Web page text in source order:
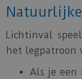
Lichtinval
het legpatroon
Als je een